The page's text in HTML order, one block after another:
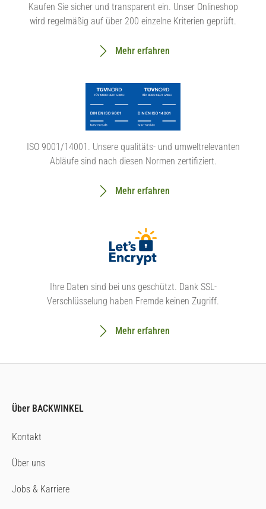
Kaufen Sie sicher und transparent ein. Unser Onlineshop
wird regelmäßig auf über 200 einzelne Kriterien geprüft.
Mehr erfahren
ISO 9001/14001. Unsere qualitäts- und umweltrelevanten
Abläufe sind nach diesen Normen zertifiziert.
Mehr erfahren
Ihre Daten sind bei uns geschützt. Dank SSL-
Verschlüsselung haben Fremde keinen Zugriff.
Mehr erfahren
Über BACKWINKEL
Kontakt
Über uns
Jobs & Karriere